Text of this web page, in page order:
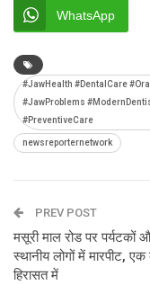
WhatsApp
#JawHealth #DentalCare
#JawProblems
#PreventiveCare
newsreporternetwork
PREV POST
मसूरी माल रोड पर पर्यटकों
स्थानीय लोगों में मारपीट, एक
हिरासत में